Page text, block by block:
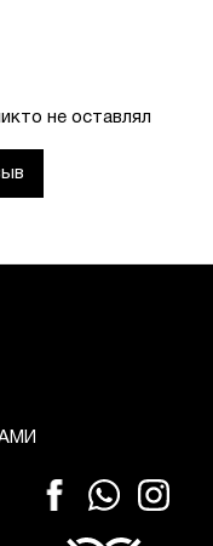
не оставлял